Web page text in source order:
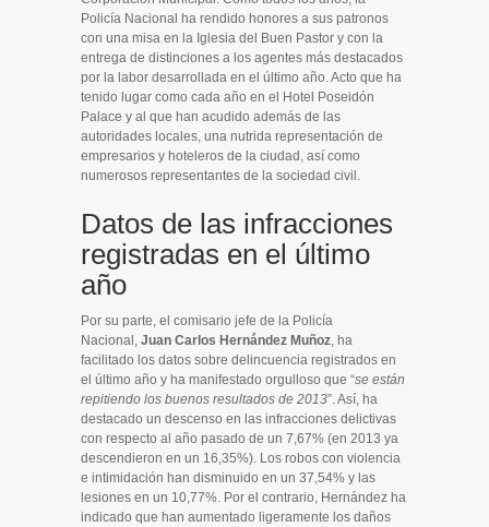
Policía Nacional ha rendido honores a sus patronos
con una misa en la Iglesia del Buen Pastor y con la
entrega de distinciones a los agentes más destacados
por la labor desarrollada en el último año. Acto que ha
tenido lugar como cada año en el Hotel Poseidón
Palace y al que han acudido además de las
autoridades locales, una nutrida representación de
empresarios y hoteleros de la ciudad, así como
numerosos representantes de la sociedad civil.
Datos de las infracciones
registradas en el último
año
Por su parte, el comisario jefe de la Policía
Nacional, Juan Carlos Hernández Muñoz, ha
facilitado los datos sobre delincuencia registrados en
el último año y ha manifestado orgulloso que “se están
repitiendo los buenos resultados de 2013”. Así, ha
destacado un descenso en las infracciones delictivas
con respecto al año pasado de un 7,67% (en 2013 ya
descendieron en un 16,35%). Los robos con violencia
e intimidación han disminuido en un 37,54% y las
lesiones en un 10,77%. Por el contrario, Hernández ha
indicado que han aumentado ligeramente los daños